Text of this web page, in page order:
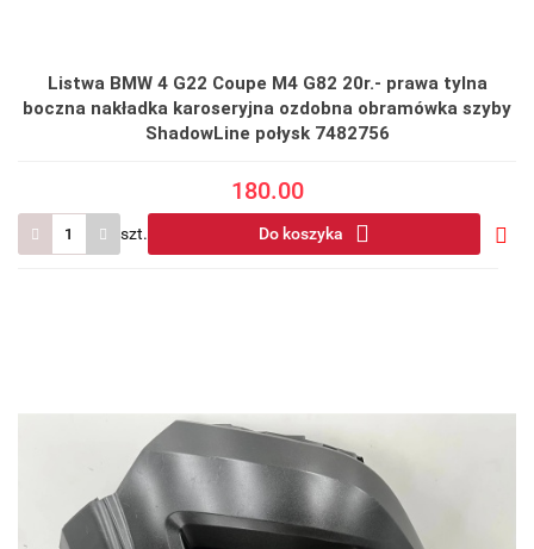
Listwa BMW 4 G22 Coupe M4 G82 20r.- prawa tylna
boczna nakładka karoseryjna ozdobna obramówka szyby
ShadowLine połysk 7482756
180.00
szt. Do koszyka